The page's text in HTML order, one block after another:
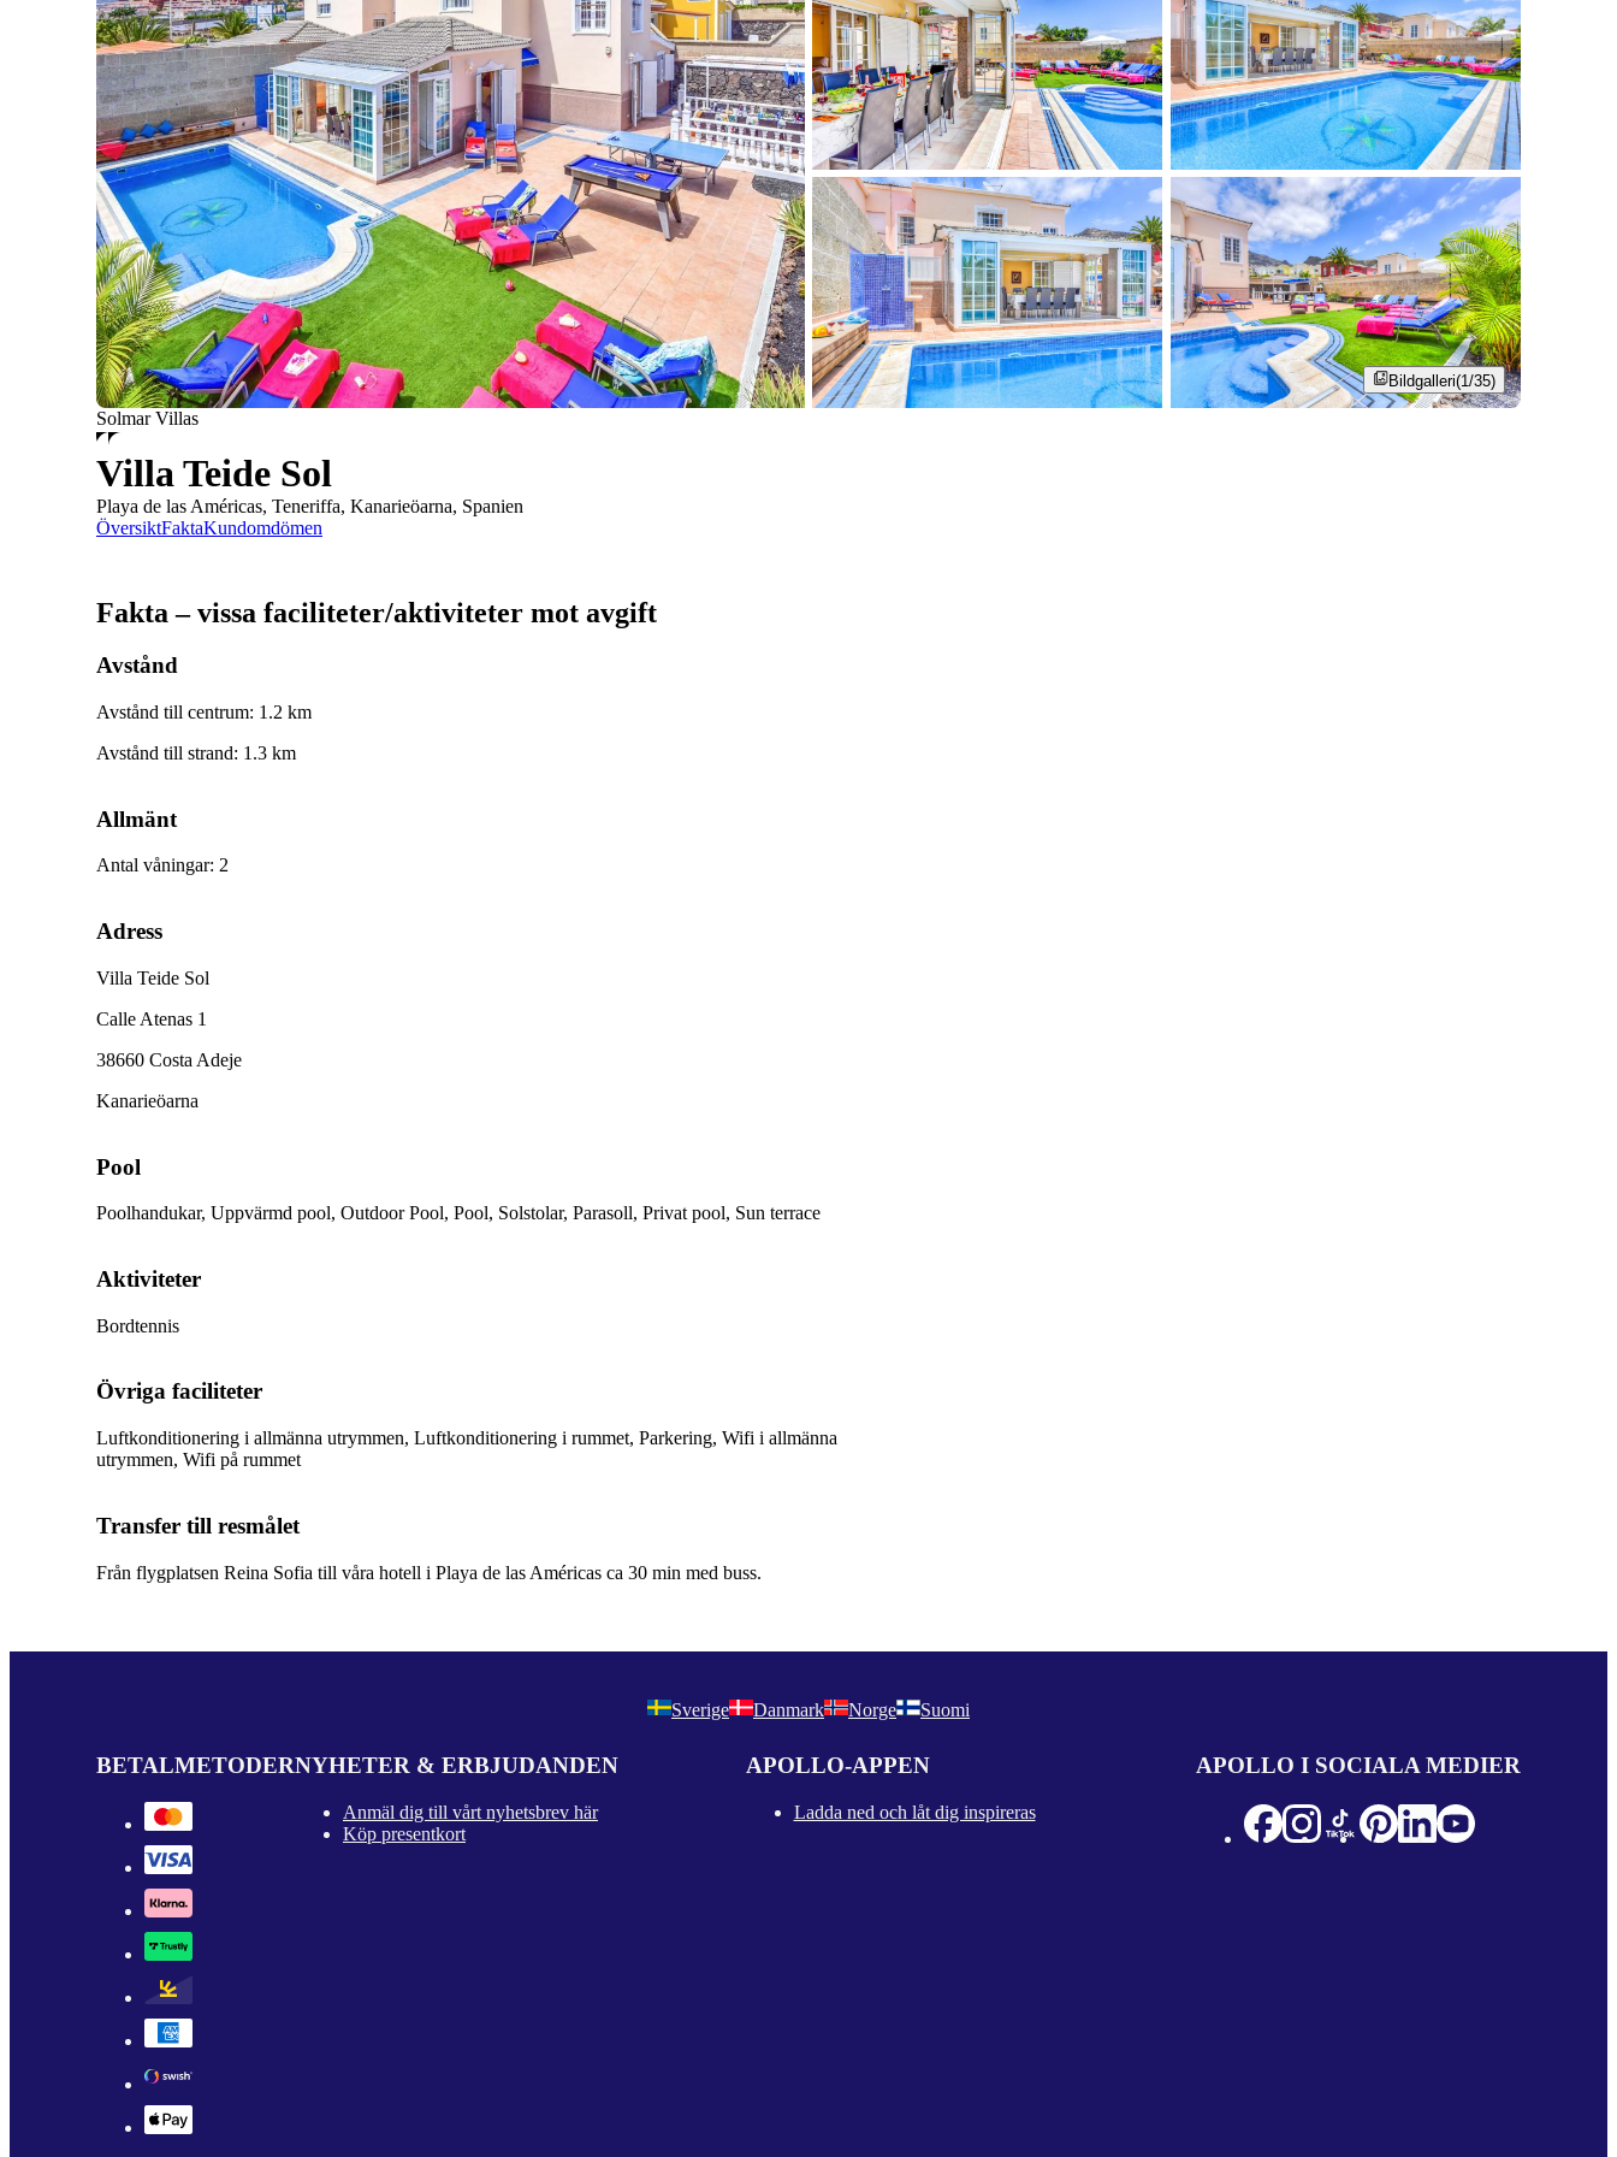
Bildgalleri(1/35)
Solmar Villas
Villa Teide Sol
Playa de las Américas, Teneriffa, Kanarieöarna, Spanien
ÖversiktFaktaKundomdömen
Fakta – vissa faciliteter/aktiviteter mot avgift
Avstånd
Avstånd till centrum: 1.2 km
Avstånd till strand: 1.3 km
Allmänt
Antal våningar: 2
Adress
Villa Teide Sol
Calle Atenas 1
38660 Costa Adeje
Kanarieöarna
Pool
Poolhandukar, Uppvärmd pool, Outdoor Pool, Pool, Solstolar, Parasoll, Privat pool, Sun terrace
Aktiviteter
Bordtennis
Övriga faciliteter
Luftkonditionering i allmänna utrymmen, Luftkonditionering i rummet, Parkering, Wifi i allmänna
utrymmen, Wifi på rummet
Transfer till resmålet
Från flygplatsen Reina Sofia till våra hotell i Playa de las Américas ca 30 min med buss.
Sverige Danmark Norge Suomi
BETALMETODERNYHETER & ERBJUDANDEN
Anmäl dig till vårt nyhetsbrev här
Köp presentkort
APOLLO-APPEN
Ladda ned och låt dig inspireras
APOLLO I SOCIALA MEDIER